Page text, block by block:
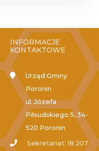
INFORMACJE
KONTAKTOWE
Urząd Gminy
Poronin
ul. Józefa
Piłsudskiego 5, 34-
520 Poronin
Sekretariat: 18 207